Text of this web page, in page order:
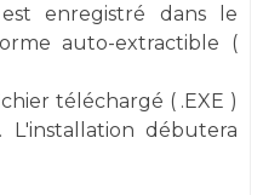
enregistré dans le
auto-extractible (
téléchargé ( .EXE )
L'installation débutera